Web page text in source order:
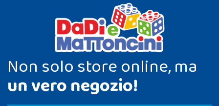
Non solo store online, ma
un vero negozio!